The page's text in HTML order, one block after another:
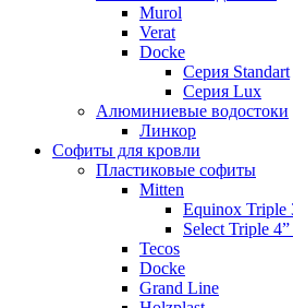
Murol
Verat
Docke
Серия Standart
Серия Lux
Алюминиевые водостоки
Линкор
Софиты для кровли
Пластиковые софиты
Mitten
Equinox Triple
Select Triple
Tecos
Docke
Grand Line